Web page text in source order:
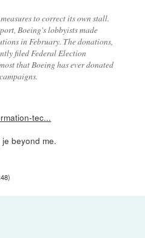
to correct its own stall.
Boeing's lobbyists made
in February. The donations,
filed Federal Election
that Boeing has ever donated
tec...
beyond me.
)